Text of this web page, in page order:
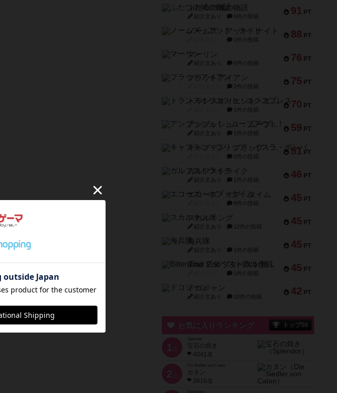
91 PT
ふたつの城の物語
紹介文あり 6件の投稿
88 PT
ノームズ・アット・ナイト
1件の投稿
76 PT
マーリン
紹介文あり 6件の投稿
75 PT
フラットアイアン
2件の投稿
70 PT
トランスオリエント・エクスプレス
1件の投稿
59 PT
アンブッシュ！：ムーブアウト！
紹介文あり 1件の投稿
51 PT
キャプテン・フリップ：イスラ・ボンバ
2件の投稿
46 PT
ガルフストライク
紹介文あり 1件の投稿
45 PT
エコーズ・オブ・タイム
8件の投稿
45 PT
スカルキング
紹介文あり 12件の投稿
45 PT
海兵隊
紹介文あり 1件の投稿
45 PT
Bitter End ブタペスト救出作戦
1件の投稿
42 PT
ドコジャン
紹介文あり 10件の投稿
お気に入りランキング トップ50
1 位
宝石の煌き
4041名
2 位
Die Siedler von Catan
カタン
3616名